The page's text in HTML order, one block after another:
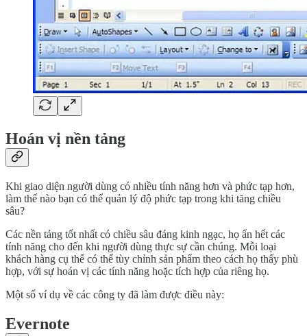
Hoán vị nền tảng
Khi giao diện người dùng có nhiều tính năng hơn và phức tạp hơn,
làm thế nào bạn có thể quản lý độ phức tạp trong khi tăng chiều
sâu?
Các nền tảng tốt nhất có chiều sâu đáng kinh ngạc, họ ẩn hết các
tính năng cho đến khi người dùng thực sự cần chúng. Mỗi loại
khách hàng cụ thể có thể tùy chỉnh sản phẩm theo cách họ thấy phù
hợp, với sự hoán vị các tính năng hoặc tích hợp của riêng họ.
Một số ví dụ về các công ty đã làm được điều này:
Evernote